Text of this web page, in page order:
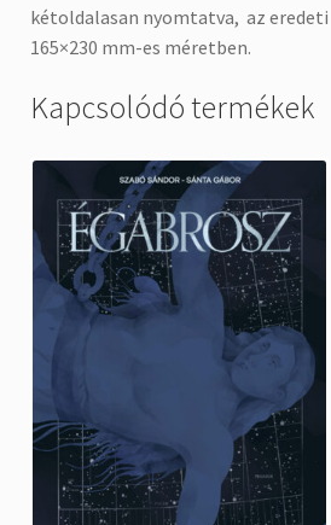
kétoldalasan nyomtatva, az eredeti
165×230 mm-es méretben.
Kapcsolódó termékek